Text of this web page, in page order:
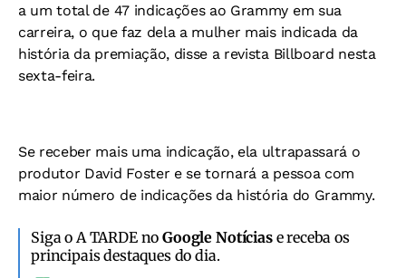
a um total de 47 indicações ao Grammy em sua
carreira, o que faz dela a mulher mais indicada da
história da premiação, disse a revista Billboard nesta
sexta-feira.
Se receber mais uma indicação, ela ultrapassará o
produtor David Foster e se tornará a pessoa com
maior número de indicações da história do Grammy.
Siga o A TARDE noGoogle Notíciase receba os
principais destaques do dia.